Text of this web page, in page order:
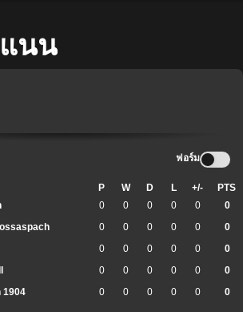
นน
ฟอร์ม
P W D L +/- PTS
0 0 0 0 0 0
0 0 0 0 0 0
0 0 0 0 0 0
0 0 0 0 0 0
1904 0 0 0 0 0 0